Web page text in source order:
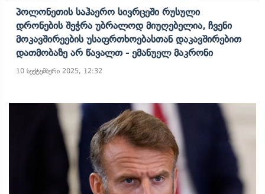
Პოლონეთის Საჰაერო Სივრცეში Რუსული
Დრონების Შეჭრა Უბრალოდ Მიუღებელია, Ჩვენი
Მოკავშირეების Უსაფრთხოებასთან Დაკავშირებით
Დათმობაზე Არ Წავალთ - Ემანუელ Მაკრონი
10 სექტემბერი 2025, 12:32